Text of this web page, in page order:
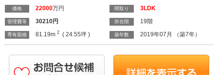
価格 22000万円
管理費等 30210円
専有面積 81.19m2 ( 24.55坪 )
間取り 3LDK
所在階 19階
築年数 2019年07月 （築7年）